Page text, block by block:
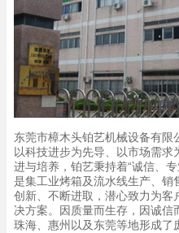
东莞市樟木头铂艺机械设备有限
以科技进步为先导、以市场需求
进与培养，铂艺秉持着“诚信、
是集工业烤箱及流水线生产、
创新、不断进取，潜心致力为
决方案。因质量而生存，因诚信
珠海、惠州以及东莞等地形成了